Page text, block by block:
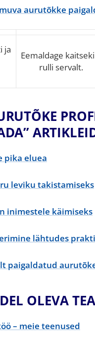
aurutõkke
ja
Eemaldage
rulli servalt.
pika eluea
leviku takistamiseks
inimestele käimiseks
lähtudes
paigaldatud
OLEVA
– meie teenused